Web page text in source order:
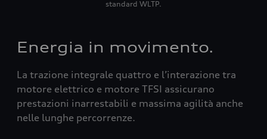
standard WLTP.
Energia in movimento.
La trazione integrale quattro e l’interazione tra
motore elettrico e motore TFSI assicurano
prestazioni inarrestabili e massima agilità anche
nelle lunghe percorrenze.